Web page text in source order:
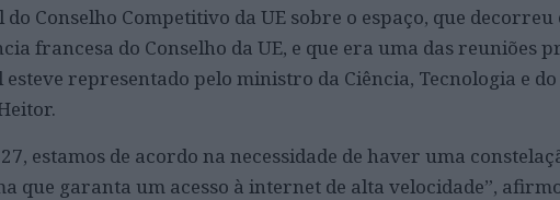
Conselho Competitivo da UE sobre o espaço, que decorreu
francesa do Conselho da UE, e que era uma das reuniões
representado pelo ministro da Ciência, Tecnologia e
27, estamos de acordo na necessidade de haver uma
que garanta um acesso à internet de alta velocidade”,